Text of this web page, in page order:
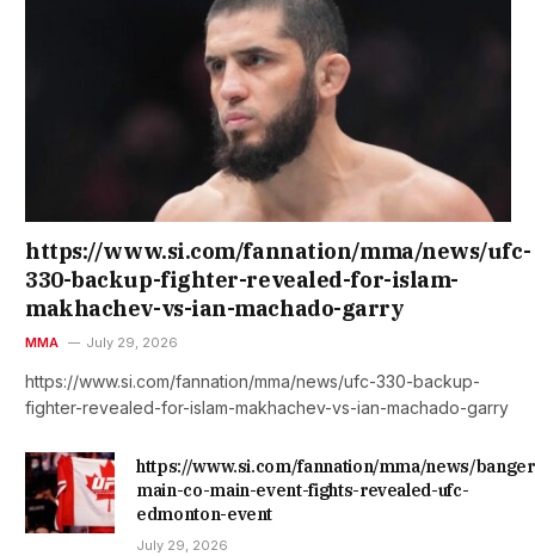
https://www.si.com/fannation/mma/news/ufc-
330-backup-fighter-revealed-for-islam-
makhachev-vs-ian-machado-garry
MMA July 29, 2026
https://www.si.com/fannation/mma/news/ufc-330-backup-
fighter-revealed-for-islam-makhachev-vs-ian-machado-garry
https://www.si.com/fannation/mma/news/
main-co-main-event-fights-revealed-ufc-
edmonton-event
July 29, 2026